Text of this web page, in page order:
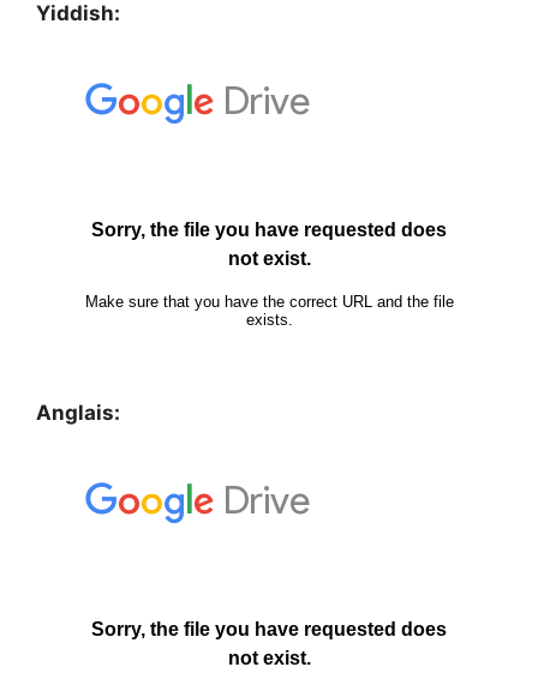
Yiddish:
Anglais: